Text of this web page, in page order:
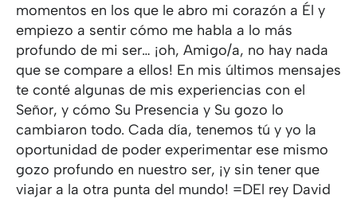
momentos en los que le abro mi corazón a Él y
empiezo a sentir cómo me habla a lo más
profundo de mi ser… ¡oh, Amigo/a, no hay nada
que se compare a ellos! En mis últimos mensajes
te conté algunas de mis experiencias con el
Señor, y cómo Su Presencia y Su gozo lo
cambiaron todo. Cada día, tenemos tú y yo la
oportunidad de poder experimentar ese mismo
gozo profundo en nuestro ser, ¡y sin tener que
viajar a la otra punta del mundo! =DEl rey David